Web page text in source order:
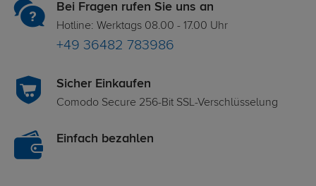
Bei Fragen rufen Sie uns an
Hotline: Werktags 08.00 - 17.00 Uhr
+49 36482 783986
Sicher Einkaufen
Comodo Secure 256-Bit SSL-Verschlüsselung
Einfach bezahlen